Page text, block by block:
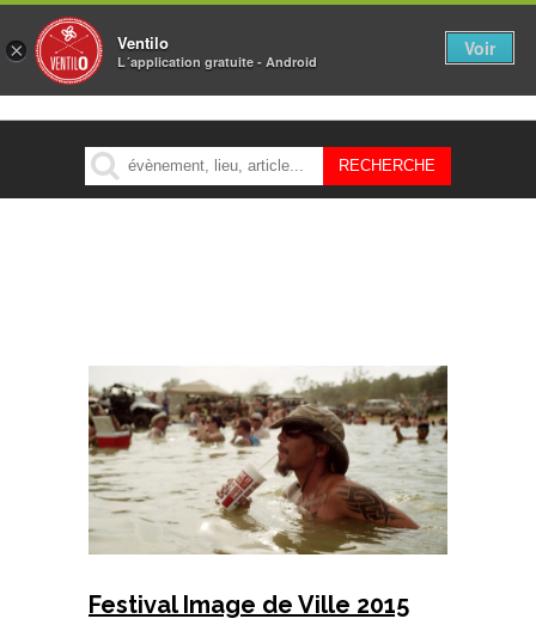
MENU
Festival Image de Ville 2015
× Ventilo
L´application gratuite - Android
Voir